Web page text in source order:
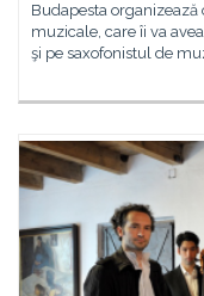
Budapesta
muzicale, care îi va
şi pe saxofonistul de